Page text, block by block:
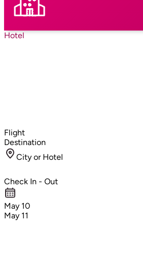
Hotel
Flight
Destination
City or Hotel
Check In - Out
May 10
May 11